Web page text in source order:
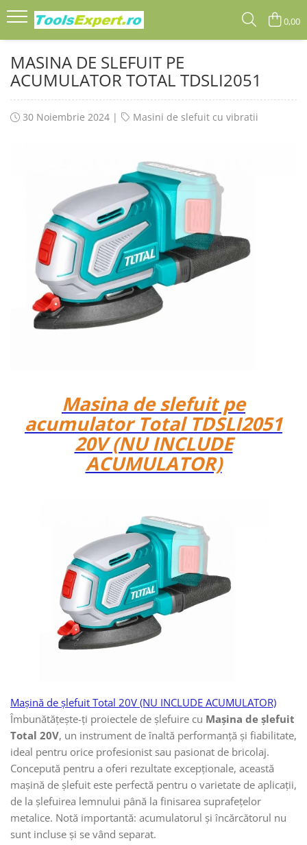
Produse
Total
0,00
MASINA DE SLEFUIT PE
ACUMULATOR TOTAL TDSLI2051
30 Noiembrie 2024 | Masini de slefuit cu vibratii
Masina de slefuit pe
acumulator Total TDSLI2051
20V (NU INCLUDE
ACUMULATOR)
Mașină de șlefuit Total 20V (NU INCLUDE ACUMULATOR)
Îmbunătățește-ți proiectele de șlefuire cu Mașina de șlefuit
Total 20V, un instrument de înaltă performanță și fiabilitate,
ideal pentru orice profesionist sau pasionat de bricolaj.
Concepută pentru a oferi rezultate excepționale, această
mașină de șlefuit este perfectă pentru o varietate de aplicații,
de la șlefuirea lemnului până la finisarea suprafețelor
metalice. Notă importantă: acumulatorul și încărcătorul nu
sunt incluse și se vând separat.